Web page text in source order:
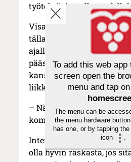
työtehtävien
Visa Viljamaa näyttää
tällaista ihmisten parissa
ajallaankin viihtyvää ja
pääsevää Isä Camillo -
kansalle kaiken aikaa
liikkuukin.
– Näin sen haluaisin
kommentoi.
Intensiivinen ihmisille
olla hyvin raskasta, jos
To add this web app
screen open the
menu and tap on
The menu can be
the menu hardware
has one, or by tapping
icon
.